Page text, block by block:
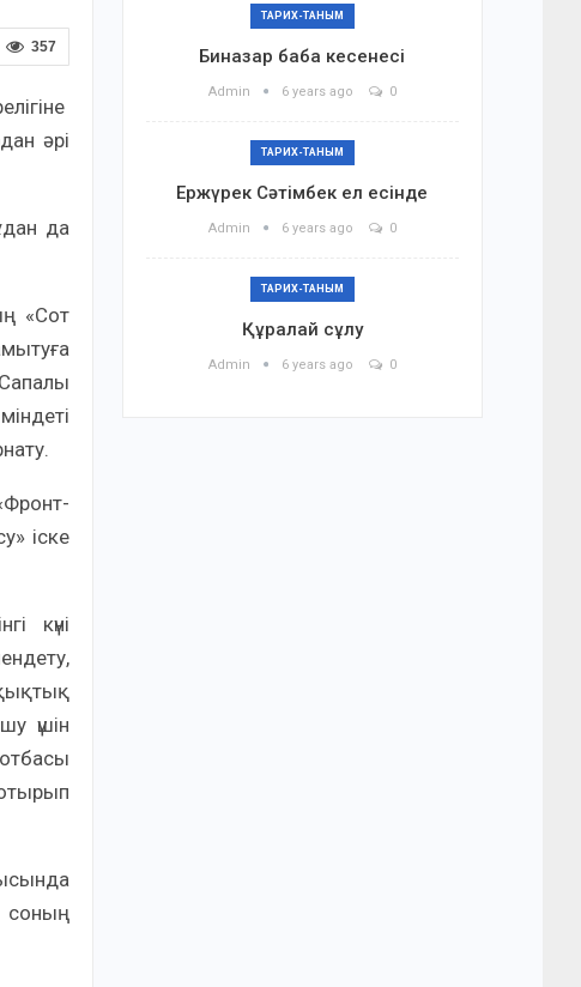
357
әрі
да
«Сот
іске
күні
үшін
соның
ТАРИХ-ТАНЫМ
Биназар баба кесенесі
Admin 6 years ago 0
ТАРИХ-ТАНЫМ
Ержүрек Сәтімбек ел есінде
Admin 6 years ago 0
ТАРИХ-ТАНЫМ
Құралай сұлу
Admin 6 years ago 0